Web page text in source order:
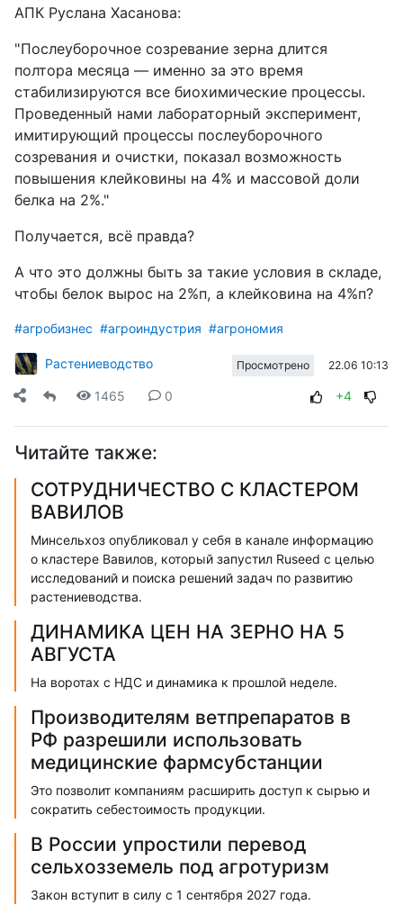
АПК Руслана Хасанова:
"Послеуборочное созревание зерна длится
полтора месяца — именно за это время
стабилизируются все биохимические процессы.
Проведенный нами лабораторный эксперимент,
имитирующий процессы послеуборочного
созревания и очистки, показал возможность
повышения клейковины на 4% и массовой доли
белка на 2%."
Получается, всё правда?
А что это должны быть за такие условия в складе,
чтобы белок вырос на 2%п, а клейковина на 4%п?
#агробизнес #агроиндустрия #агрономия
Растениеводство Просмотрено 22.06 10:13
1465 0 +4
Читайте также:
СОТРУДНИЧЕСТВО С КЛАСТЕРОМ
ВАВИЛОВ
Минсельхоз опубликовал у себя в канале информацию
о кластере Вавилов, который запустил Ruseed с целью
исследований и поиска решений задач по развитию
растениеводства.
ДИНАМИКА ЦЕН НА ЗЕРНО НА 5
АВГУСТА
На воротах с НДС и динамика к прошлой неделе.
Производителям ветпрепаратов в
РФ разрешили использовать
медицинские фармсубстанции
Это позволит компаниям расширить доступ к сырью и
сократить себестоимость продукции.
В России упростили перевод
сельхозземель под агротуризм
Закон вступит в силу с 1 сентября 2027 года.